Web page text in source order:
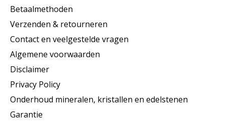
Betaalmethoden
Verzenden & retourneren
Contact en veelgestelde vragen
Algemene voorwaarden
Disclaimer
Privacy Policy
Onderhoud mineralen, kristallen en edelstenen
Garantie